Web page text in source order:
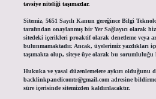
tavsiye niteliği taşımazlar.
Sitemiz, 5651 Sayılı Kanun gereğince Bilgi
tarafından onaylanmış bir Yer Sağlayıcı olarak
sitedeki içerikleri proaktif olarak denetleme veya
bulunmamaktadır. Ancak, üyelerimiz yazdıkları
taşımakta olup, siteye üye olarak bu sorumluluğu
Hukuka ve yasal düzenlemelere aykırı olduğunu
backlinkpanelicomtr@gmail.comadresine
süre içerisinde sitemizden kaldırılacaktır.